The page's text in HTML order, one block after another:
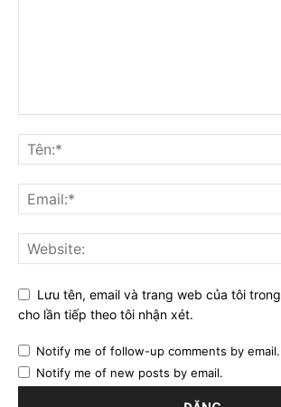
Lưu tên, email và trang web của tôi
cho lần tiếp theo tôi nhận xét.
Notify me of follow-up comments by email.
Notify me of new posts by email.